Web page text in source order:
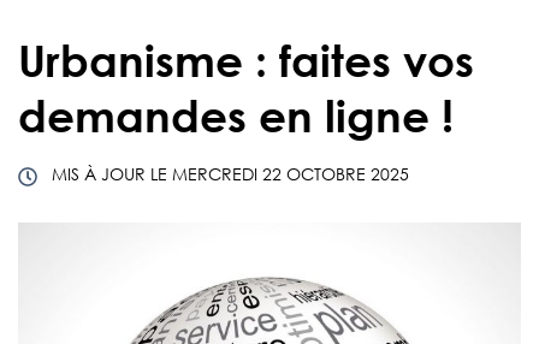
Urbanisme : faites vos
demandes en ligne !
MIS À JOUR LE MERCREDI 22 OCTOBRE 2025